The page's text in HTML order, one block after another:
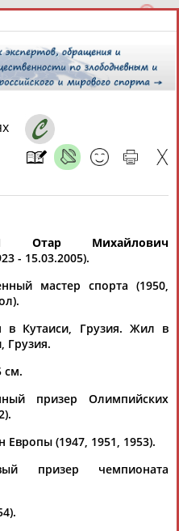
2026 года,
Расширенный поиск
документов
СПОРТСМЕН. Часть 1.
Владимир Ульянов,
Отар Михайлович
- 15.03.2005).
мастер спорта (1950,
в Кутаиси, Грузия. Жил в
Грузия.
см.
призер Олимпийских
Европы (1947, 1951, 1953).
призер чемпионата